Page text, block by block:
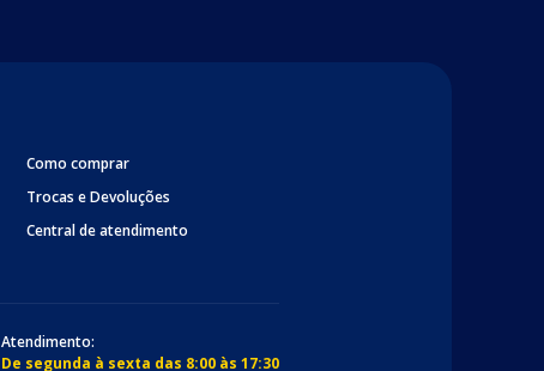
Como comprar
Trocas e Devoluções
Central de atendimento
Atendimento:
De segunda à sexta das 8:00 às 17:30